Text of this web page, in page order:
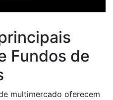
Fundos de
multimercado oferecem